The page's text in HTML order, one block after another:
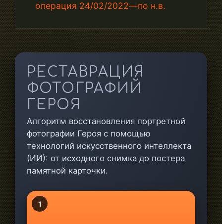
операция 24/02/2022—по н.в.
РЕСТАВРАЦИЯ
ФОТОГРАФИЙ
ГЕРОЯ
Алгоритм восстановления портретной
фотографии Героя с помощью
технологий искусственного интеллекта
(ИИ): от исходного снимка до постера
памятной карточки.
1